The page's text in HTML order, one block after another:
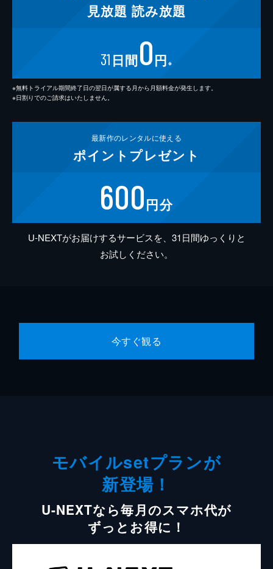
見放題 読み放題
31 日間0円 ※
※無料トライアル期間終了日の翌日が属する月から月額料金が発生します。
※日割りでのご請求はいたしません。
最新作のレンタルに使える
ポイント プレゼント
600円分
U-NEXTがお届けするサービスを、31日間ゆっくりと
お試しください。
今すぐ観る
モバイルsetプランが
新登場！
U-NEXTなら毎月のスマホ代が
ずっとお得に！